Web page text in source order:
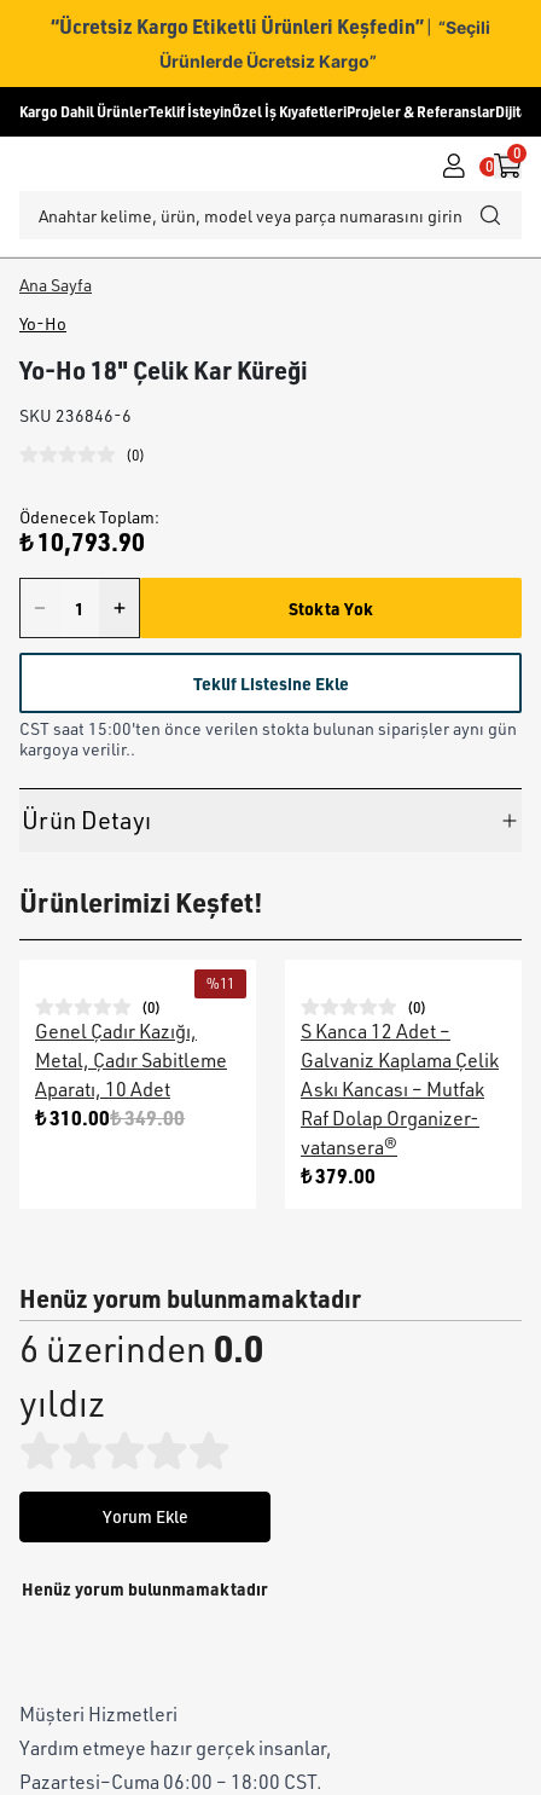
“Ücretsiz Kargo Etiketli Ürünleri Keşfedin” | “Seçili
Ürünlerde Ücretsiz Kargo”
Kargo Dahil ÜrünlerTeklif İsteyinÖzel İş KıyafetleriProjeler & ReferanslarDijital
0
0
Ana Sayfa
Yo-Ho
Yo-Ho 18" Çelik Kar Küreği
SKU 236846-6
(0)
Ödenecek Toplam:
₺ 10,793.90
Stokta Yok
Teklif Listesine Ekle
CST saat 15:00'ten önce verilen stokta bulunan siparişler aynı gün
kargoya verilir..
Ürün Detayı
Ürünlerimizi Keşfet!
%11
(0)
Genel Çadır Kazığı,
Metal, Çadır Sabitleme
Aparatı, 10 Adet
₺ 310.00₺ 349.00
(0)
S Kanca 12 Adet –
Galvaniz Kaplama Çelik
Askı Kancası – Mutfak
Raf Dolap Organizer-
vatansera®
₺ 379.00
Henüz yorum bulunmamaktadır
6 üzerinden 0.0
yıldız
Yorum Ekle
Henüz yorum bulunmamaktadır
Müşteri Hizmetleri
Yardım etmeye hazır gerçek insanlar,
Pazartesi–Cuma 06:00 – 18:00 CST.